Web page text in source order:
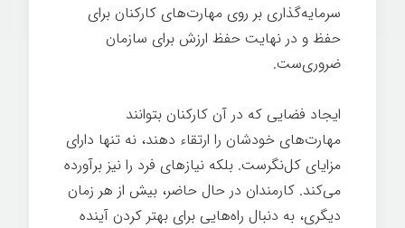
سرمایه‌گذاری بر روی مهارت‌های کارکنان برای
حفظ و در نهایت حفظ ارزش برای سازمان
ضروری‌ست.
ایجاد فضایی که در آن کارکنان بتوانند
مهارت‌های خودشان را ارتقاء دهند، نه تنها دارای
مزایای کل‌نگرست. بلکه نیازهای فرد را نیز برآورده
می‌کند. کارمندان در حال حاضر، بیش از هر زمان
دیگری، به دنبال راه‌هایی برای بهتر کردن آینده